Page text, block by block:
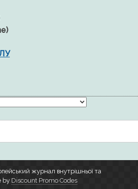
журнал внутрішньої та
by Discount Promo Codes